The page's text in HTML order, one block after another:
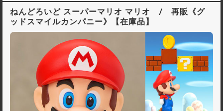
ねんどろいど スーパーマリオ マリオ / 再販《グ
ッドスマイルカンパニー》【在庫品】